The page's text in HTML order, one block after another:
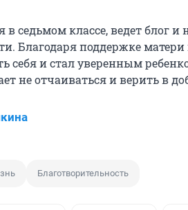
седьмом классе, ведет блог и
Благодаря поддержке матери
себя и стал уверенным
не отчаиваться и верить в
Благотворительность